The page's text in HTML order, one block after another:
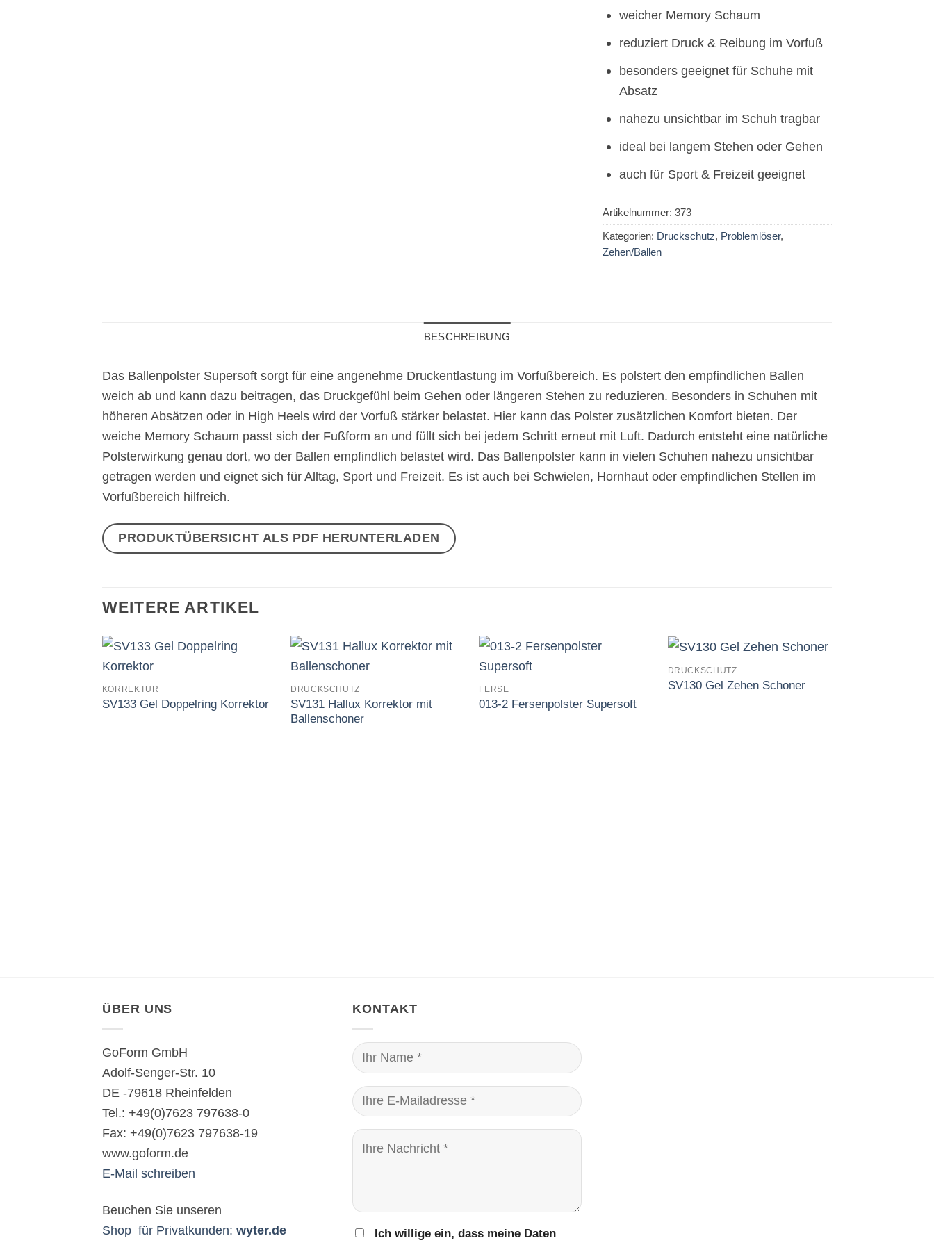
weicher Memory Schaum
reduziert Druck & Reibung im Vorfuß
besonders geeignet für Schuhe mit
Absatz
nahezu unsichtbar im Schuh tragbar
ideal bei langem Stehen oder Gehen
auch für Sport & Freizeit geeignet
Artikelnummer: 373
Kategorien: Druckschutz, Problemlöser,
Zehen/Ballen
BESCHREIBUNG
Das Ballenpolster Supersoft sorgt für eine angenehme Druckentlastung im Vorfußbereich. Es polstert den empfindlichen Ballen
weich ab und kann dazu beitragen, das Druckgefühl beim Gehen oder längeren Stehen zu reduzieren. Besonders in Schuhen mit
höheren Absätzen oder in High Heels wird der Vorfuß stärker belastet. Hier kann das Polster zusätzlichen Komfort bieten. Der
weiche Memory Schaum passt sich der Fußform an und füllt sich bei jedem Schritt erneut mit Luft. Dadurch entsteht eine natürliche
Polsterwirkung genau dort, wo der Ballen empfindlich belastet wird. Das Ballenpolster kann in vielen Schuhen nahezu unsichtbar
getragen werden und eignet sich für Alltag, Sport und Freizeit. Es ist auch bei Schwielen, Hornhaut oder empfindlichen Stellen im
Vorfußbereich hilfreich.
PRODUKTÜBERSICHT ALS PDF HERUNTERLADEN
WEITERE ARTIKEL
die
KORREKTUR
SV133 Gel Doppelring Korrektor
die
DRUCKSCHUTZ
SV131 Hallux Korrektor mit
Ballenschoner
die
FERSE
013-2 Fersenpolster Supersoft
DRUCKSCHUTZ
SV130 Gel Zehen Schoner
ÜBER UNS
GoForm GmbH
Adolf-Senger-Str. 10
DE -79618 Rheinfelden
Tel.: +49(0)7623 797638-0
Fax: +49(0)7623 797638-19
www.goform.de
E-Mail schreiben
Beuchen Sie unseren
Shop für Privatkunden: wyter.de
KONTAKT
Ich willige ein, dass meine Daten